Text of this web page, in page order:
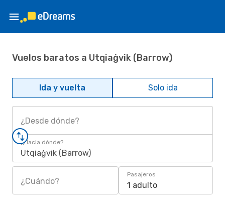
Vuelos baratos a Utqiaġvik (Barrow)
Ida y vuelta Solo ida
¿Desde dónde?
¿Hacia dónde?
Utqiaġvik (Barrow)
¿Cuándo?
Pasajeros
1 adulto